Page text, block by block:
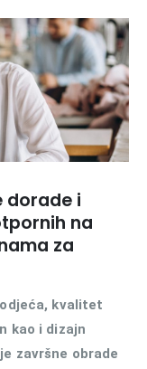
dorade i
na
za
kvalitet
kao i dizajn
završne obrade